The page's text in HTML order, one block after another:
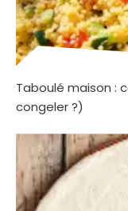
Taboulé maison :
congeler ?)